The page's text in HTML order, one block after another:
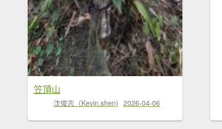
笠頂山
沈俊志（Kevin.shen) 2026-04-06